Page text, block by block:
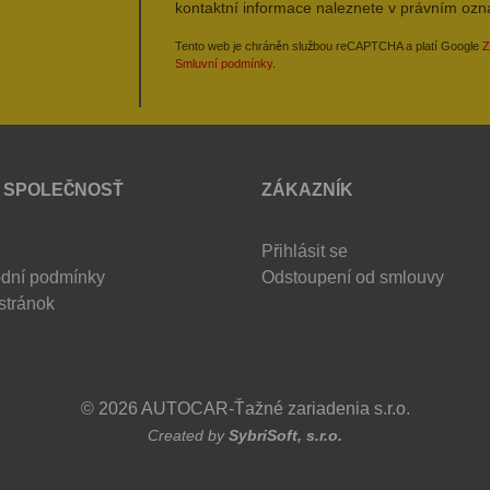
kontaktní informace naleznete v právním
Tento web je chráněn službou reCAPTCHA a platí Google
Smluvní podmínky.
podmínky
ZÁKAZNÍK
Přihlásit se
Odstoupení od smlouvy
© 2026 AUTOCAR-Ťažné zariadenia s.r.o.
Created bySybriSoft, s.r.o.